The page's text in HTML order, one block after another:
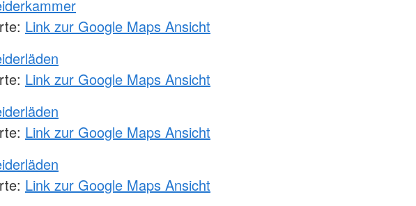
Link zur Google Maps Ansicht
Link zur Google Maps Ansicht
Link zur Google Maps Ansicht
Link zur Google Maps Ansicht